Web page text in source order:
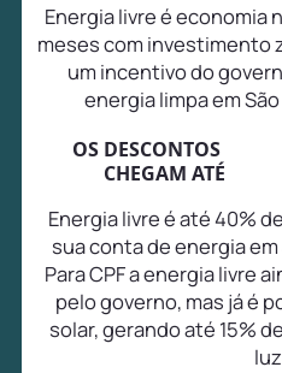
Energia livre é economia
meses com investimento
um incentivo do
energia limpa em
OS DESCONTOS
CHEGAM ATÉ
Energia livre é até 40%
sua conta de energia em
Para CPF a energia livre
pelo governo, mas já é
solar, gerando até 15%